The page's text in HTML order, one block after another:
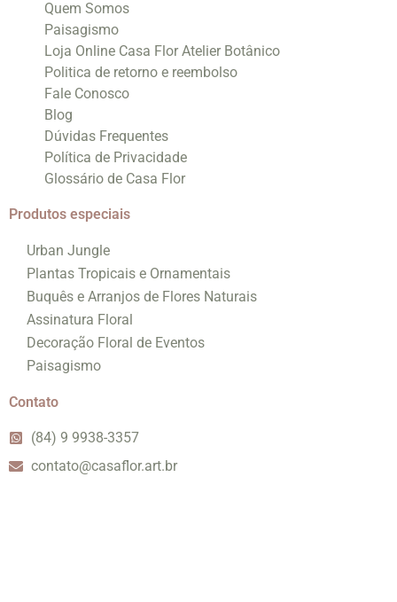
Quem Somos
Paisagismo
Loja Online Casa Flor Atelier Botânico
Politica de retorno e reembolso
Fale Conosco
Blog
Dúvidas Frequentes
Política de Privacidade
Glossário de Casa Flor
Produtos especiais
Urban Jungle
Plantas Tropicais e Ornamentais
Buquês e Arranjos de Flores Naturais
Assinatura Floral
Decoração Floral de Eventos
Paisagismo
Contato
(84) 9 9938-3357
contato@casaflor.art.br